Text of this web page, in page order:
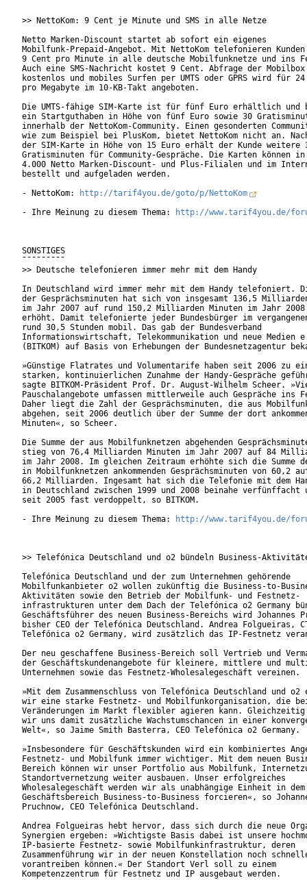
>> NettoKom: 9 Cent je Minute und SMS in alle Netze
Netto Marken-Discount startet ab sofort ein eigenes
Mobilfunk-Prepaid-Angebot. Mit NettoKom telefonieren
9 Cent pro Minute in alle deutsche Mobilfunknetze und ins
Auch eine SMS-Nachricht kostet 9 Cent. Abfrage der
kostenlos und mobiles Surfen per UMTS oder GPRS wird für 24
pro Megabyte im 10-KB-Takt angeboten.
Die UMTS-fähige SIM-Karte ist für fünf Euro erhältlich und
ein Startguthaben in Höhe von fünf Euro sowie 30
innerhalb der NettoKom-Community. Einen gesonderten
wie zum Beispiel bei PlusKom, bietet NettoKom nicht an.
der SIM-Karte in Höhe von 15 Euro erhält der Kunde weitere
Gratisminuten für Community-Gespräche. Die Karten können
4.000 Netto Marken-Discount- und Plus-Filialen und im
bestellt und aufgeladen werden.
- NettoKom:
http://tarif4you.de/goto/p/NettoKom
- Ihre Meinung zu diesem Thema:
http://www.tarif4you.de/
SONSTIGES
¯¯¯¯¯¯¯¯¯
>> Deutsche telefonieren immer mehr mit dem Handy
In Deutschland wird immer mehr mit dem Handy telefoniert.
der Gesprächsminuten hat sich von insgesamt 136,5
im Jahr 2007 auf rund 150,2 Milliarden Minuten im Jahr
erhöht. Damit telefonierte jeder Bundesbürger im
rund 30,5 Stunden mobil. Das gab der Bundesverband
Informationswirtschaft, Telekommunikation und neue Medien
(BITKOM) auf Basis von Erhebungen der
»Günstige Flatrates und Volumentarife haben seit 2006 zu
starken, kontinuierlichen Zunahme der Handy-Gespräche
sagte BITKOM-Präsident Prof. Dr. August-Wilhelm Scheer.
Pauschalangebote umfassen mittlerweile auch Gespräche ins
Daher liegt die Zahl der Gesprächsminuten, die aus
abgehen, seit 2006 deutlich über der Summe der dort
Minuten«, so Scheer.
Die Summe der aus Mobilfunknetzen abgehenden
stieg von 76,4 Milliarden Minuten im Jahr 2007 auf 84
im Jahr 2008. Im gleichen Zeitraum erhöhte sich die Summe
in Mobilfunknetzen ankommenden Gesprächsminuten von 60,2
66,2 Milliarden. Ingesamt hat sich die Telefonie mit dem
in Deutschland zwischen 1999 und 2008 beinahe verfünffacht
seit 2005 fast verdoppelt, so BITKOM.
- Ihre Meinung zu diesem Thema:
http://www.tarif4you.de/
>> Telefónica Deutschland und o2 bündeln Business-
Telefónica Deutschland und der zum Unternehmen gehörende
Mobilfunkanbieter o2 wollen zukünftig die Business-to-
Aktivitäten sowie den Betrieb der Mobilfunk- und Festnetz-
infrastrukturen unter dem Dach der Telefónica o2 Germany
Geschäftsführer des neuen Business-Bereichs wird Johannes
bisher CEO der Telefónica Deutschland. Andrea Folgueiras,
Telefónica o2 Germany, wird zusätzlich das IP-Festnetz
Der neu geschaffene Business-Bereich soll Vertrieb und
der Geschäftskundenangebote für kleinere, mittlere und
Unternehmen sowie das Festnetz-Wholesalegeschäft vereinen.
»Mit dem Zusammenschluss von Telefónica Deutschland und
wir eine starke Festnetz- und Mobilfunkorganisation, die
Veränderungen im Markt flexibler agieren kann.
wir uns damit zusätzliche Wachstumschancen in einer
Welt«, so Jaime Smith Basterra, CEO Telefónica o2 Germany.
»Insbesondere für Geschäftskunden wird ein kombiniertes
Festnetz- und Mobilfunk immer wichtiger. Mit dem neuen
Bereich können wir unser Portfolio aus Mobilfunk,
Standortvernetzung weiter ausbauen. Unser erfolgreiches
Wholesalegeschäft werden wir als unabhängige Einheit in dem
Geschäftsbereich Business-to-Business forcieren«, so
Pruchnow, CEO Telefónica Deutschland.
Andrea Folgueiras hebt hervor, dass sich durch die neue
Synergien ergeben: »Wichtigste Basis dabei ist unsere
IP-basierte Festnetz- sowie Mobilfunkinfrastruktur, deren
Zusammenführung wir in der neuen Konstellation noch
vorantreiben können.« Der Standort Verl soll zu einem
Kompetenzzentrum für Festnetz und IP ausgebaut werden.